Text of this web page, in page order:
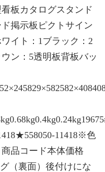
板カタログスタンド
掲示板ピクトサイン
イト：1ブラック：2
ン：5透明板背板バッ
11418※色
品コード本体価格
（裏面）後付けにな